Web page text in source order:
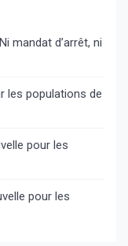
mandat d’arrêt, ni
les populations de
pour les
pour les